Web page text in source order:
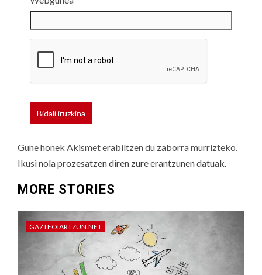
Gune honek Akismet erabiltzen du zaborra murrizteko.
Ikusi nola prozesatzen diren zure erantzunen datuak.
MORE STORIES
GAZTEOIARTZUN.NET